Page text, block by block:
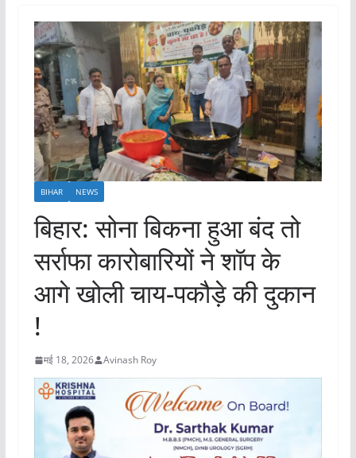
BIHAR NEWS
बिहार: सोना बिकना हुआ बंद तो
सर्राफा कारोबारियों ने शॉप के
आगे खोली चाय-पकौड़े की दुकान
!
मई 18, 2026 Avinash Roy